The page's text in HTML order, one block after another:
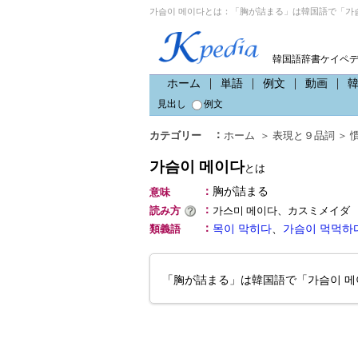
가슴이 메이다とは：「胸が詰まる」は韓国語で「가
韓国語辞書ケイペ
ホーム 単語 例文 動画
見出し 例文
カテゴリー ： ホーム ＞ 表現と９品詞 ＞
가슴이 메이다とは
意味
： 胸が詰まる
読み方
： 가스미 메이다、カスミメイダ
類義語
： 목이 막히다、 가슴이 먹먹하
「胸が詰まる」は韓国語で「가슴이